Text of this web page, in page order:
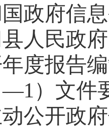
政府信
人民政
度报告
—1） 文件
公开政